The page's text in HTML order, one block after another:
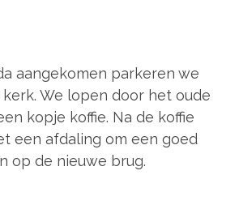
aangekomen parkeren we
We lopen door het oude
kopje koffie. Na de koffie
een afdaling om een goed
op de nieuwe brug.